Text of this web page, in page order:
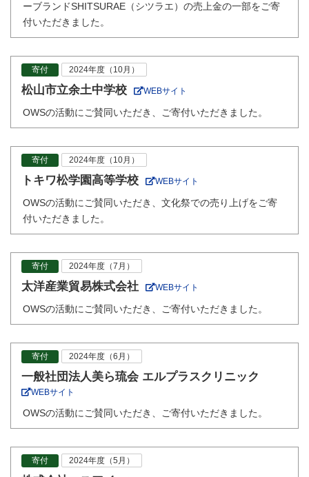
ーブランドSHITSURAE（シツラエ）の売上金の一部をご寄
付いただきました。
寄付 2024年度（10月）
松山市立余土中学校 WEBサイト
OWSの活動にご賛同いただき、ご寄付いただきました。
寄付 2024年度（10月）
トキワ松学園高等学校 WEBサイト
OWSの活動にご賛同いただき、文化祭での売り上げをご寄
付いただきました。
寄付 2024年度（7月）
太洋産業貿易株式会社 WEBサイト
OWSの活動にご賛同いただき、ご寄付いただきました。
寄付 2024年度（6月）
一般社団法人美ら琉会 エルプラスクリニック
WEBサイト
OWSの活動にご賛同いただき、ご寄付いただきました。
寄付 2024年度（5月）